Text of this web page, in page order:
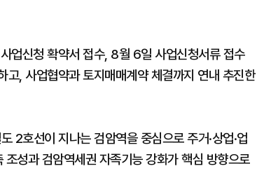
신청 확약서 접수, 8월 6일 사업신청서류 접수
, 사업협약과 토지매매계약 체결까지 연내 추진한
2호선이 지나는 검암역을 중심으로 주거·상업·업
성과 검암역세권 자족기능 강화가 핵심 방향으로